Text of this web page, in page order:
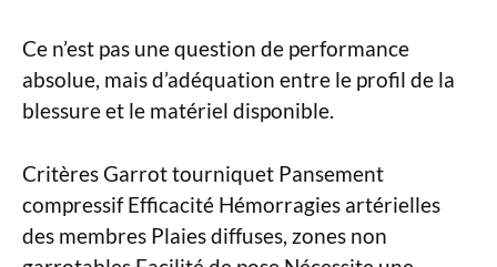
Ce n’est pas une question de performance
absolue, mais d’adéquation entre le profil de la
blessure et le matériel disponible.
Critères Garrot tourniquet Pansement
compressif Efficacité Hémorragies artérielles
des membres Plaies diffuses, zones non